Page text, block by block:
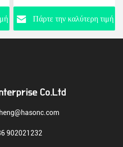
500mm κάμερα
ασφαλείας καλώδιο
Ethernet
Πάρτε την καλύτερη τιμή
Co.Ltd
902021232